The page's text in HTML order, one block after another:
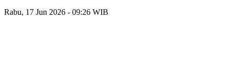
Rabu, 17 Jun 2026 - 09:26 WIB